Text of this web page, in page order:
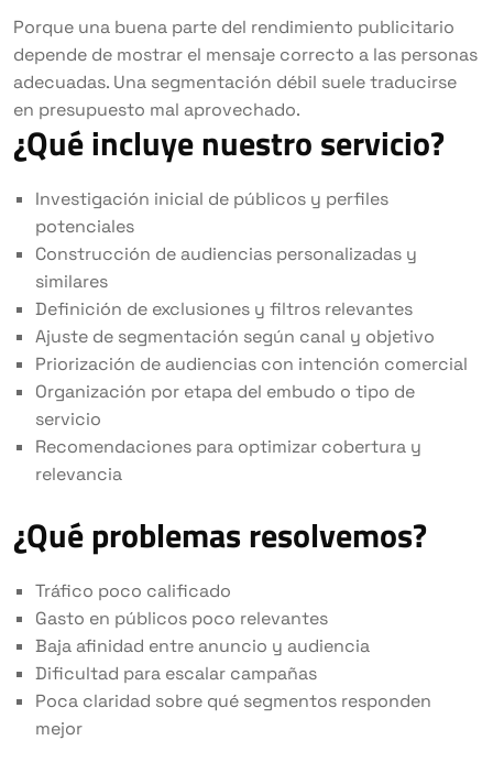
Porque una buena parte del rendimiento publicitario
depende de mostrar el mensaje correcto a las personas
adecuadas. Una segmentación débil suele traducirse
en presupuesto mal aprovechado.
¿Qué incluye nuestro servicio?
Investigación inicial de públicos y perfiles
potenciales
Construcción de audiencias personalizadas y
similares
Definición de exclusiones y filtros relevantes
Ajuste de segmentación según canal y objetivo
Priorización de audiencias con intención comercial
Organización por etapa del embudo o tipo de
servicio
Recomendaciones para optimizar cobertura y
relevancia
¿Qué problemas resolvemos?
Tráfico poco calificado
Gasto en públicos poco relevantes
Baja afinidad entre anuncio y audiencia
Dificultad para escalar campañas
Poca claridad sobre qué segmentos responden
mejor